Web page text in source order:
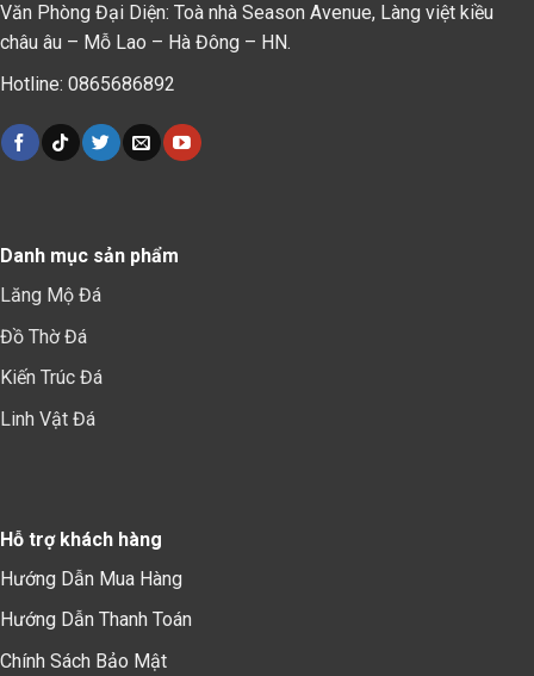
Văn Phòng Đại Diện: Toà nhà Season Avenue, Làng việt kiều
châu âu – Mỗ Lao – Hà Đông – HN.
Hotline: 0865686892
Danh mục sản phẩm
Lăng Mộ Đá
Đồ Thờ Đá
Kiến Trúc Đá
Linh Vật Đá
Hỗ trợ khách hàng
Hướng Dẫn Mua Hàng
Hướng Dẫn Thanh Toán
Chính Sách Bảo Mật